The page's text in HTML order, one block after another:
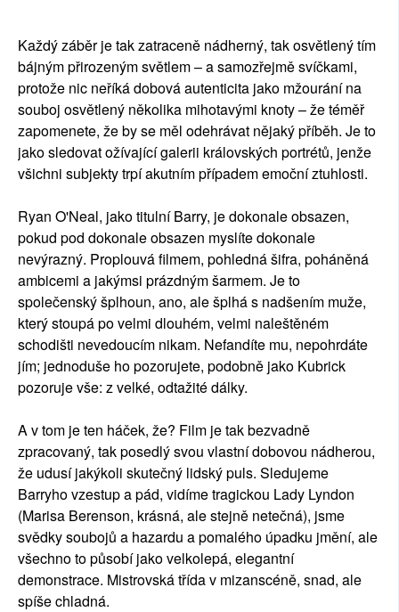
Každý záběr je tak zatraceně nádherný, tak osvětlený tím
bájným přirozeným světlem – a samozřejmě svíčkami,
protože nic neříká dobová autenticita jako mžourání na
souboj osvětlený několika mihotavými knoty – že téměř
zapomenete, že by se měl odehrávat nějaký příběh. Je to
jako sledovat ožívající galerii královských portrétů, jenže
všichni subjekty trpí akutním případem emoční ztuhlosti.
Ryan O'Neal, jako titulní Barry, je dokonale obsazen,
pokud pod dokonale obsazen myslíte dokonale
nevýrazný. Proplouvá filmem, pohledná šifra, poháněná
ambicemi a jakýmsi prázdným šarmem. Je to
společenský šplhoun, ano, ale šplhá s nadšením muže,
který stoupá po velmi dlouhém, velmi naleštěném
schodišti nevedoucím nikam. Nefandíte mu, nepohrdáte
jím; jednoduše ho pozorujete, podobně jako Kubrick
pozoruje vše: z velké, odtažité dálky.
A v tom je ten háček, že? Film je tak bezvadně
zpracovaný, tak posedlý svou vlastní dobovou nádherou,
že udusí jakýkoli skutečný lidský puls. Sledujeme
Barryho vzestup a pád, vidíme tragickou Lady Lyndon
(Marisa Berenson, krásná, ale stejně netečná), jsme
svědky soubojů a hazardu a pomalého úpadku jmění, ale
všechno to působí jako velkolepá, elegantní
demonstrace. Mistrovská třída v mizanscéně, snad, ale
spíše chladná.